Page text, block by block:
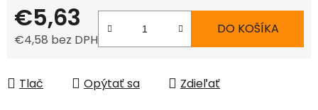
€5,63
€4,58 bez DPH
DO KOŠÍKA
Tlač Opýtať sa Zdieľať